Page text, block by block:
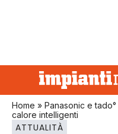
Home » Panasonic e
calore intelligenti
ATTUALITÀ